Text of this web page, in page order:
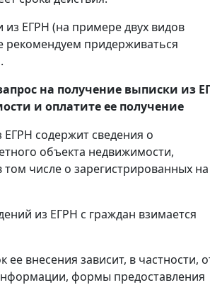
ЕГРН (на примере двух видов
рекомендуем придерживаться
на получение выписки из
и оплатите ее получение
содержит сведения о
объекта недвижимости,
том числе о зарегистрированных на
из ЕГРН с граждан взимается
внесения зависит, в частности,
формы предоставления